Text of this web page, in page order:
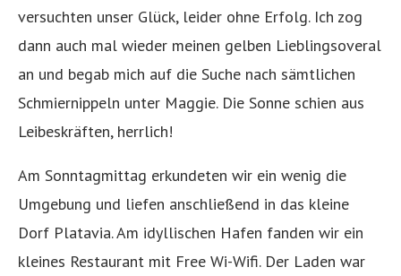
versuchten unser Glück, leider ohne Erfolg. Ich zog
dann auch mal wieder meinen gelben Lieblingsoveral
an und begab mich auf die Suche nach sämtlichen
Schmiernippeln unter Maggie. Die Sonne schien aus
Leibeskräften, herrlich!
Am Sonntagmittag erkundeten wir ein wenig die
Umgebung und liefen anschließend in das kleine
Dorf Platavia. Am idyllischen Hafen fanden wir ein
kleines Restaurant mit Free Wi-Wifi. Der Laden war